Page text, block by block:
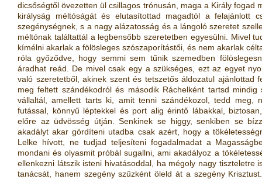
dicsőségtől övezetten ül csillagos trónusán, maga a Király fogad
királyság méltóságát és elutasítottad magadtól a felajánlott
szegénységnek, s a nagy alázatosság és a lángoló szeretet
méltónak találtattál a legbensőbb szeretetben egyesülni. Mivel
kímélni akarlak a fölösleges szószaporítástői, és nem akarlak
róla győződve, hogy semmi sem tűnik szemedben
áradhat reád. De mivel csak egy a szükséges, ezt az egyet
való szeretetből, akinek szent és tetszetős áldozatul ajánlottad
meg feltett szándékodról és második Ráchelként tartsd
vállaltál, amellett tarts ki, amit tenni szándékozol, tedd meg,
futással, könnyű léptekkel és port alig érintő lábakkal,
előre az üdvösség útján. Senkinek se higgy, senkiben se
akadályt akar gördíteni utadba csak azért, hogy a
Lelke hívott, ne tudjad teljesíteni fogadalmadat a
mondani és olyasmit próbál sugallni, ami akadályoz a
ellenkezni látszik isteni hivatásoddal, ha mégoly nagy tiszteletre
tanácsát, hanem szegény szűzként öleld át a szegény